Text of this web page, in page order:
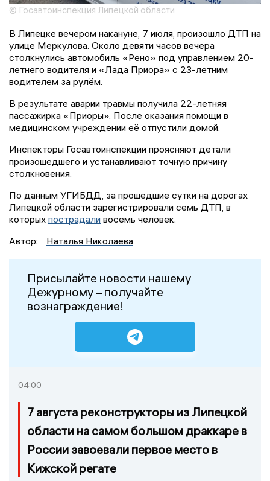
© Госавтоинспекция Липецкой области
В Липецке вечером накануне, 7 июля, произошло ДТП на
улице Меркулова. Около девяти часов вечера
столкнулись автомобиль «Рено» под управлением 20-
летнего водителя и «Лада Приора» с 23-летним
водителем за рулём.
В результате аварии травмы получила 22-летняя
пассажирка «Приоры». После оказания помощи в
медицинском учреждении её отпустили домой.
Инспекторы Госавтоинспекции проясняют детали
произошедшего и устанавливают точную причину
столкновения.
По данным УГИБДД, за прошедшие сутки на дорогах
Липецкой области зарегистрировали семь ДТП, в
которых пострадали восемь человек.
Автор:
Наталья Николаева
Присылайте новости нашему
Дежурному – получайте
вознаграждение!
04:00
7 августа реконструкторы из Липецкой
области на самом большом драккаре в
России завоевали первое место в
Кижской регате